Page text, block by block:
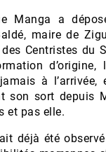
Manga a
maire de
des Centristes du
d’origine,
à l’arrivée,
son sort depuis
et pas elle.
déjà été